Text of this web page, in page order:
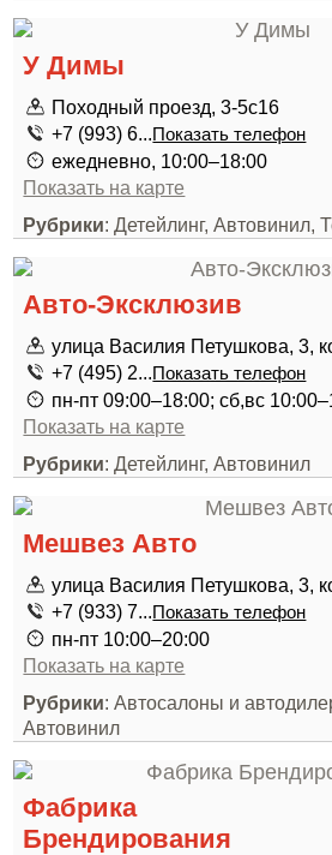
У Димы
Походный проезд, 3-5с16
+7 (993) 6...Показать телефон
ежедневно, 10:00–18:00
Показать на карте
Рубрики: Детейлинг, Автовинил,
Авто-Эксклюзив
улица Василия Петушкова, 3,
+7 (495) 2...Показать телефон
пн-пт 09:00–18:00; сб,вс
Показать на карте
Рубрики: Детейлинг, Автовинил
Мешвез Авто
улица Василия Петушкова, 3,
+7 (933) 7...Показать телефон
пн-пт 10:00–20:00
Показать на карте
Рубрики: Автосалоны и
Автовинил
Фабрика
Брендирования